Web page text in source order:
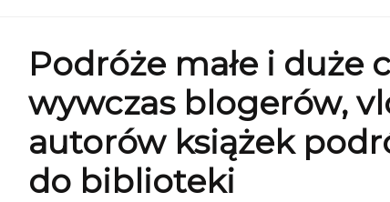
Podróże małe i duże
wywczas blogerów,
autorów książek
do biblioteki